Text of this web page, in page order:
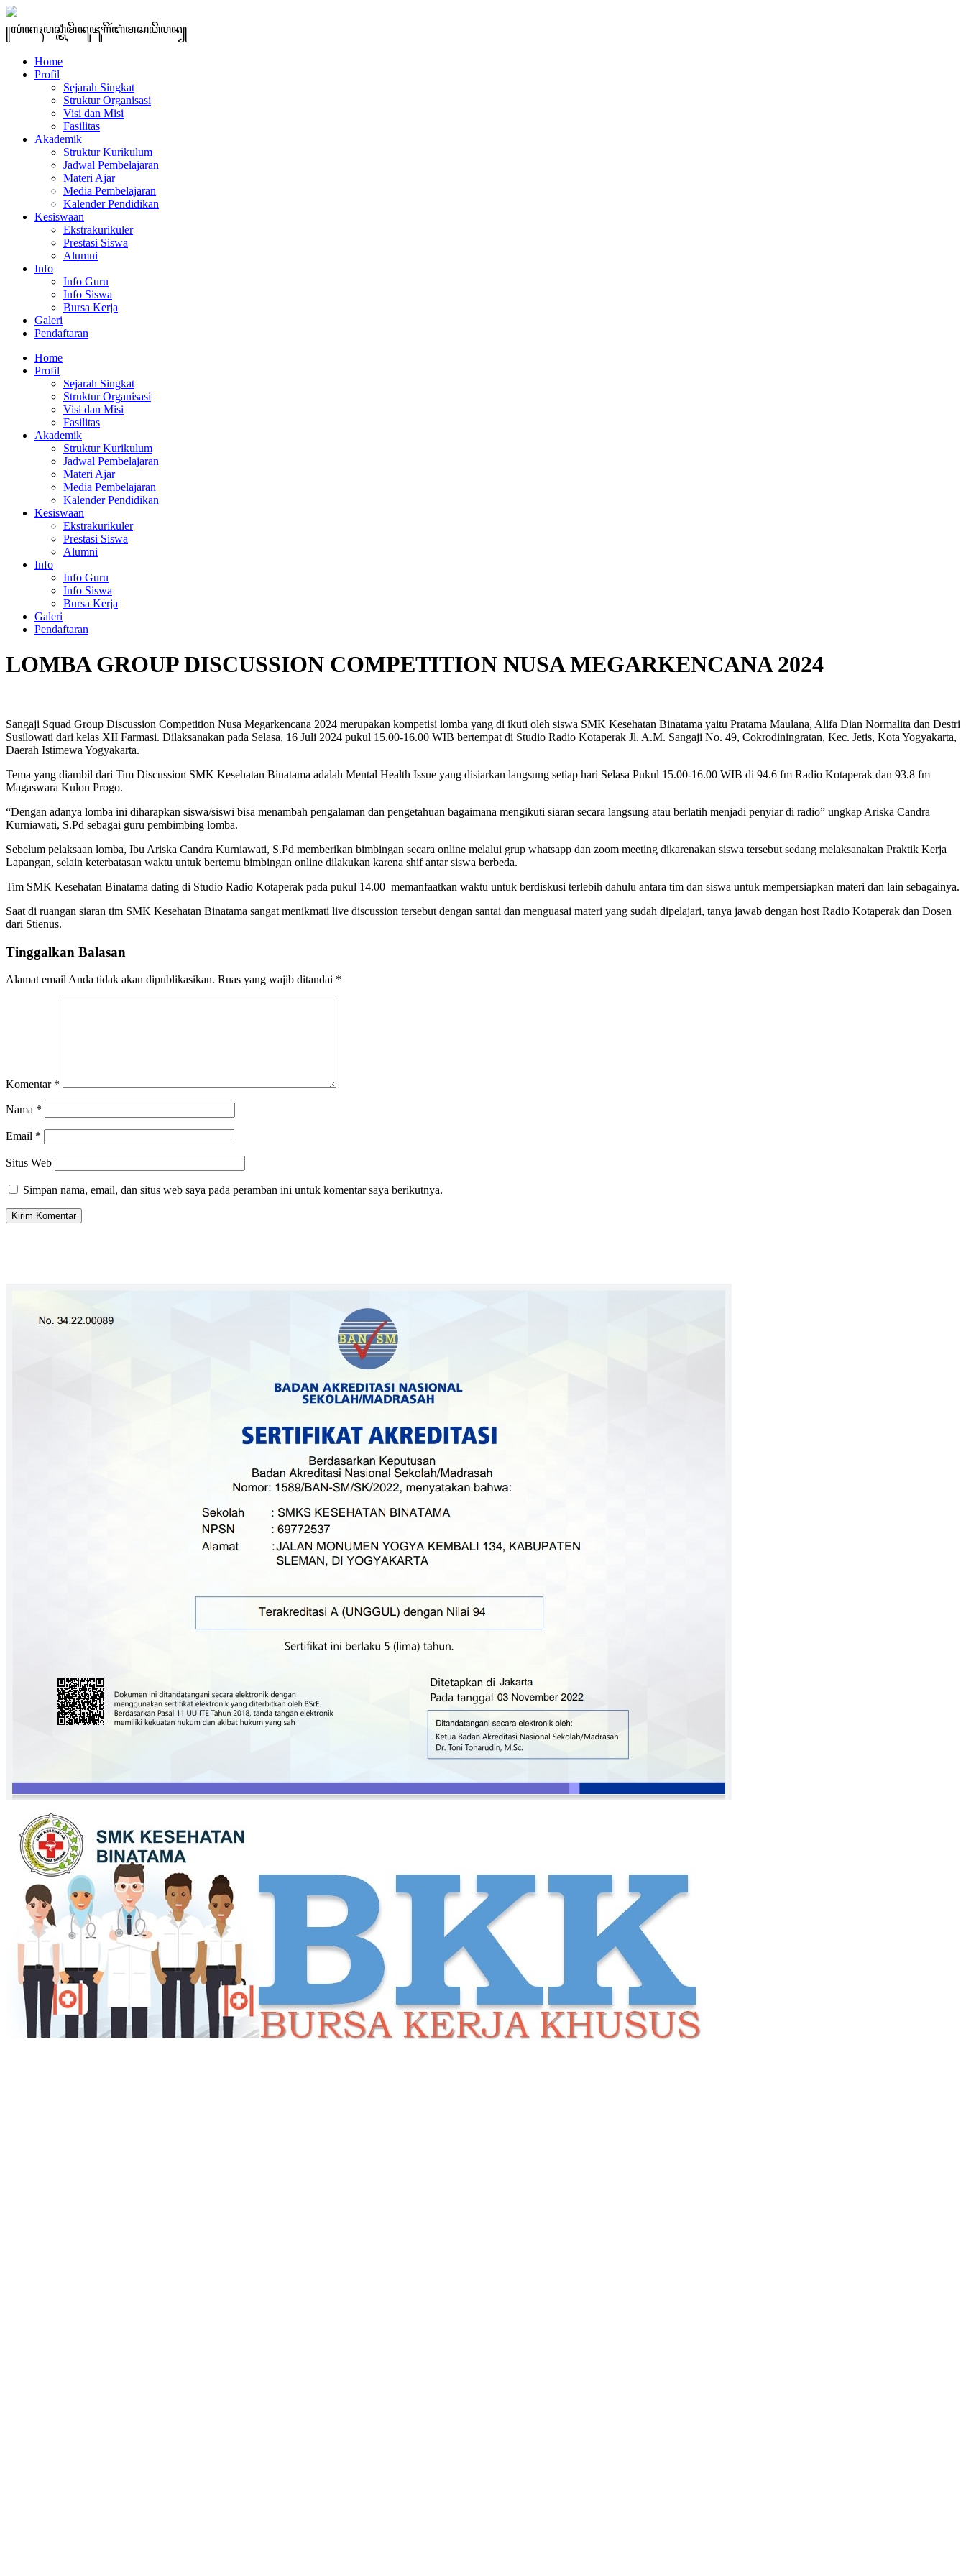
꧋ꦭꦁꦏꦃꦥꦱ꧀ꦠꦶꦩꦼꦤꦸꦗꦸꦒꦼꦂꦧꦁꦩꦱꦣꦼꦥꦤ꧀
Home
Profil
Sejarah Singkat
Struktur Organisasi
Visi dan Misi
Fasilitas
Akademik
Struktur Kurikulum
Jadwal Pembelajaran
Materi Ajar
Media Pembelajaran
Kalender Pendidikan
Kesiswaan
Ekstrakurikuler
Prestasi Siswa
Alumni
Info
Info Guru
Info Siswa
Bursa Kerja
Galeri
Pendaftaran
Home
Profil
Sejarah Singkat
Struktur Organisasi
Visi dan Misi
Fasilitas
Akademik
Struktur Kurikulum
Jadwal Pembelajaran
Materi Ajar
Media Pembelajaran
Kalender Pendidikan
Kesiswaan
Ekstrakurikuler
Prestasi Siswa
Alumni
Info
Info Guru
Info Siswa
Bursa Kerja
Galeri
Pendaftaran
LOMBA GROUP DISCUSSION COMPETITION NUSA MEGARKENCANA 2024
Sangaji Squad Group Discussion Competition Nusa Megarkencana 2024 merupakan kompetisi lomba yang di ikuti oleh siswa SMK Kesehatan Binatama yaitu Pratama Maulana, Alifa Dian Normalita dan Destri
Susilowati dari kelas XII Farmasi. Dilaksanakan pada Selasa, 16 Juli 2024 pukul 15.00-16.00 WIB bertempat di Studio Radio Kotaperak Jl. A.M. Sangaji No. 49, Cokrodiningratan, Kec. Jetis, Kota Yogyakarta,
Daerah Istimewa Yogyakarta.
Tema yang diambil dari Tim Discussion SMK Kesehatan Binatama adalah Mental Health Issue yang disiarkan langsung setiap hari Selasa Pukul 15.00-16.00 WIB di 94.6 fm Radio Kotaperak dan 93.8 fm
Magaswara Kulon Progo.
“Dengan adanya lomba ini diharapkan siswa/siswi bisa menambah pengalaman dan pengetahuan bagaimana mengikuti siaran secara langsung atau berlatih menjadi penyiar di radio” ungkap Ariska Candra
Kurniawati, S.Pd sebagai guru pembimbing lomba.
Sebelum pelaksaan lomba, Ibu Ariska Candra Kurniawati, S.Pd memberikan bimbingan secara online melalui grup whatsapp dan zoom meeting dikarenakan siswa tersebut sedang melaksanakan Praktik Kerja
Lapangan, selain keterbatasan waktu untuk bertemu bimbingan online dilakukan karena shif antar siswa berbeda.
Tim SMK Kesehatan Binatama dating di Studio Radio Kotaperak pada pukul 14.00 memanfaatkan waktu untuk berdiskusi terlebih dahulu antara tim dan siswa untuk mempersiapkan materi dan lain sebagainya.
Saat di ruangan siaran tim SMK Kesehatan Binatama sangat menikmati live discussion tersebut dengan santai dan menguasai materi yang sudah dipelajari, tanya jawab dengan host Radio Kotaperak dan Dosen
dari Stienus.
Tinggalkan Balasan
Alamat email Anda tidak akan dipublikasikan. Ruas yang wajib ditandai *
Komentar *
Nama *
Email *
Situs Web
Simpan nama, email, dan situs web saya pada peramban ini untuk komentar saya berikutnya.